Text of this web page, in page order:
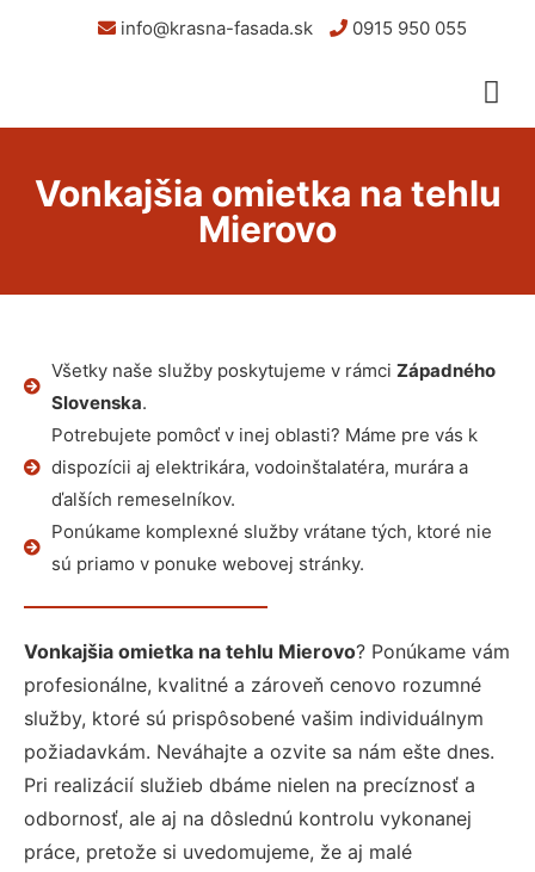
info@krasna-fasada.sk 0915 950 055
Vonkajšia omietka na tehlu
Mierovo
Všetky naše služby poskytujeme v rámci Západného
Slovenska.
Potrebujete pomôcť v inej oblasti? Máme pre vás k
dispozícii aj elektrikára, vodoinštalatéra, murára a
ďalších remeselníkov.
Ponúkame komplexné služby vrátane tých, ktoré nie
sú priamo v ponuke webovej stránky.
Vonkajšia omietka na tehlu Mierovo? Ponúkame vám
profesionálne, kvalitné a zároveň cenovo rozumné
služby, ktoré sú prispôsobené vašim individuálnym
požiadavkám. Neváhajte a ozvite sa nám ešte dnes.
Pri realizácií služieb dbáme nielen na precíznosť a
odbornosť, ale aj na dôslednú kontrolu vykonanej
práce, pretože si uvedomujeme, že aj malé